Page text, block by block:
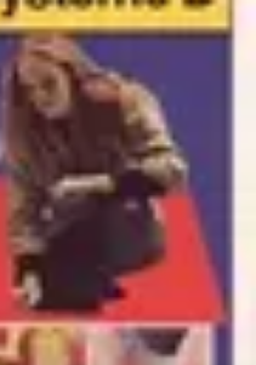
à SurveillerAstuces et